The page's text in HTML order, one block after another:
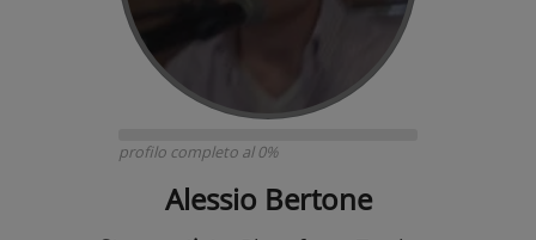
profilo completo al 0%
Alessio Bertone